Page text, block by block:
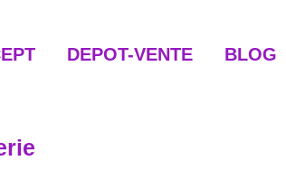
DEPOT-VENTE BLOG